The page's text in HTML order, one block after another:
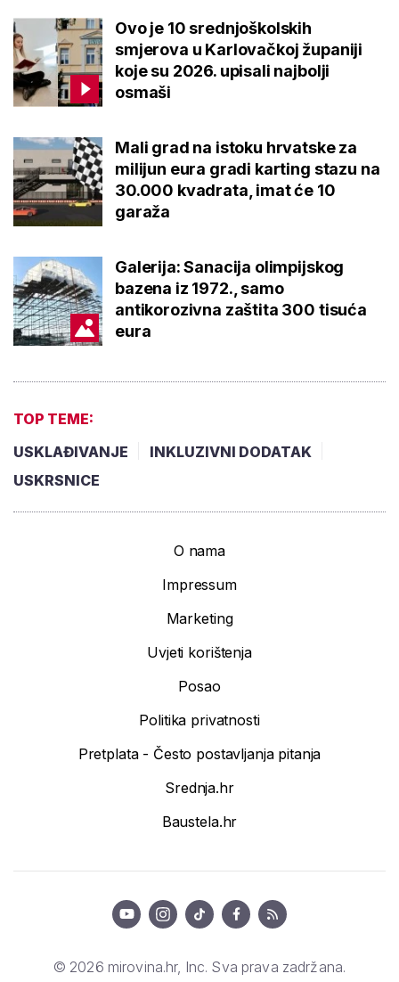
Ovo je 10 srednjoškolskih
smjerova u Karlovačkoj županiji
koje su 2026. upisali najbolji
osmaši
Mali grad na istoku hrvatske za
milijun eura gradi karting stazu na
30.000 kvadrata, imat će 10
garaža
Galerija: Sanacija olimpijskog
bazena iz 1972., samo
antikorozivna zaštita 300 tisuća
eura
TOP TEME:
USKLAĐIVANJE
INKLUZIVNI DODATAK
USKRSNICE
O nama
Impressum
Marketing
Uvjeti korištenja
Posao
Politika privatnosti
Pretplata - Često postavljanja pitanja
Srednja.hr
Baustela.hr
© 2026 mirovina.hr, Inc. Sva prava zadržana.